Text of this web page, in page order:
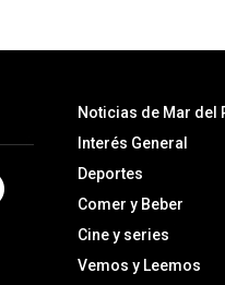
Noticias de Mar del
Interés General
Deportes
Comer y Beber
Cine y series
Vemos y Leemos